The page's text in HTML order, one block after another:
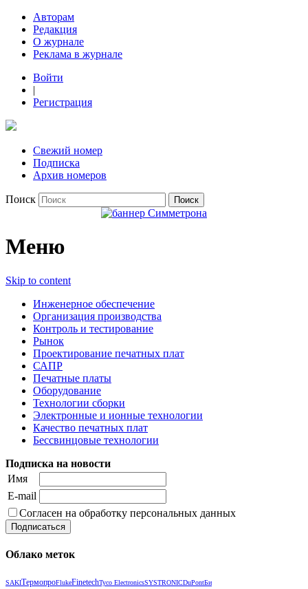
Авторам
Редакция
О журнале
Реклама в журнале
Войти
|
Регистрация
Свежий номер
Подписка
Архив номеров
Поиск
Меню
Skip to content
Инженерное обеспечение
Организация производства
Контроль и тестирование
Рынок
Проектирование печатных плат
САПР
Печатные платы
Оборудование
Технологии сборки
Электронные и ионные технологии
Качество печатных плат
Бессвинцовые технологии
Подписка на новости
Имя
E-mail
Согласен на обработку персональных данных
Облако меток
SAKIТермопроFlukeFinetechTyco ElectronicsSYSTRONICDuPontБи